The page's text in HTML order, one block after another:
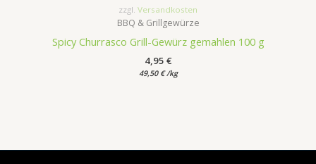
zzgl. Versandkosten
BBQ & Grillgewürze
Spicy Churrasco Grill-Gewürz gemahlen 100 g
4,95 €
49,50 € /kg